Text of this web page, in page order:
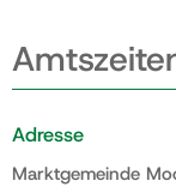
Adresse
Marktgemeinde